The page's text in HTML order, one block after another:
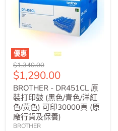
優惠
原
價
$1,340.00
售
價
$1,290.00
BROTHER - DR451CL 原
裝打印鼓 (黑色/青色/洋紅
色/黃色) 可印30000頁 (原
廠行貨及保養)
BROTHER